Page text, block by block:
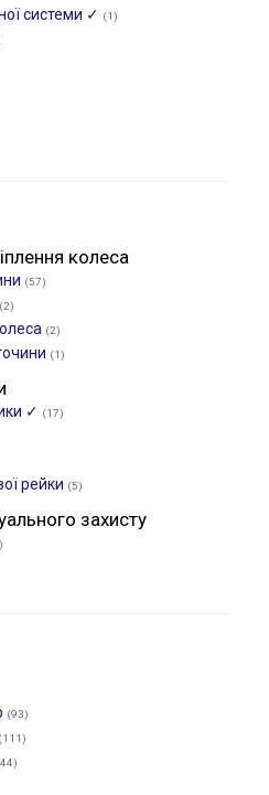
системи ✓ (1)
колеса
(57)
(2)
(2)
(1)
✓ (17)
рейки (5)
захисту
(93)
(111)